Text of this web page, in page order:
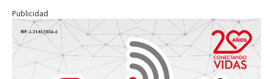
Publicidad